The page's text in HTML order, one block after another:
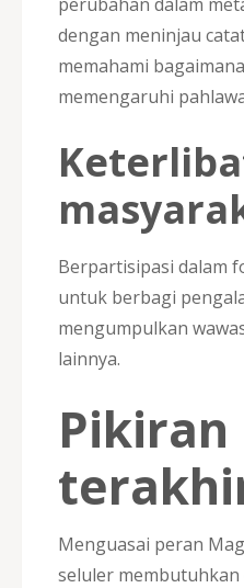
dengan meninjau
memahami
memengaruhi
Berpartisipasi dalam
untuk berbagi
mengumpulkan
lainnya.
Pikiran
Menguasai peran
seluler membutuhkan